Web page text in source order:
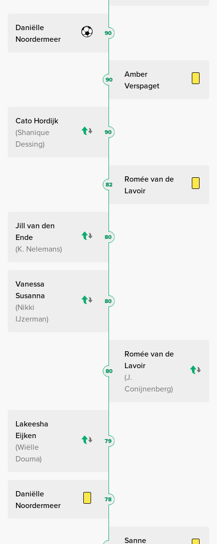
Daniëlle
Noordermeer
90
Amber
Verspaget
90
Cato Hordijk
Shanique
Dessing
90
Romée van de
Lavoir
82
Jill van den
Ende
K. Nelemans
80
Vanessa
Susanna
Nikki
IJzerman
80
Romée van de
Lavoir
J.
Conijnenberg
80
Lakeesha
Eijken
Wiëlle
Douma
79
Daniëlle
Noordermeer
78
Sanne